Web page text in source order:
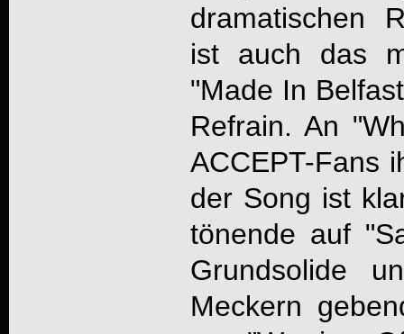
dramatischen
ist auch das
"Made In
Refrain. An
ACCEPT-Fans
der Song ist
tönende auf
Grundsolide
Meckern